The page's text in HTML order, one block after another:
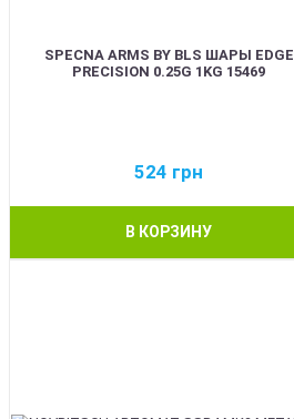
SPECNA ARMS BY BLS ШАРЫ EDGE
PRECISION 0.25G 1KG 15469
524 грн
В КОРЗИНУ